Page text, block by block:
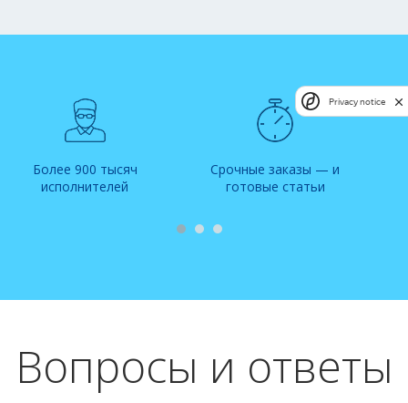
Более 900 тысяч
исполнителей
Срочные заказы — и
готовые статьи
Вопросы и ответы
Privacy notice